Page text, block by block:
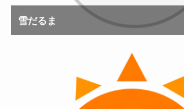
雪だるま